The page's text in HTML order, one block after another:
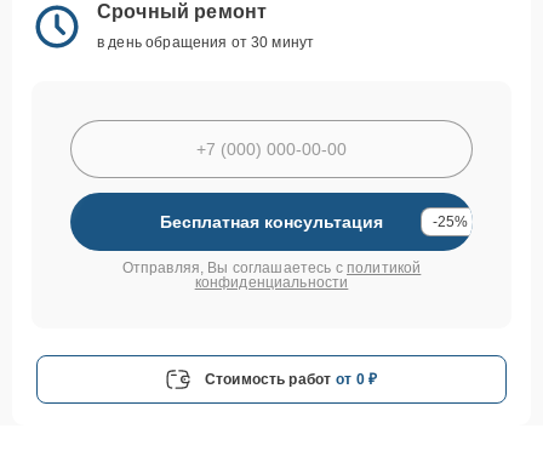
Срочный ремонт
в день обращения от 30 минут
Бесплатная консультация -25%
Отправляя, Вы соглашаетесь с политикой
конфиденциальности
Стоимость работ от 0 ₽